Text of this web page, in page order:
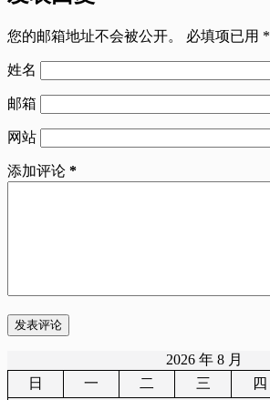
您的邮箱地址不会被公开。 必填项已用 *
姓名
邮箱
网站
添加评论 *
发表评论
2026 年 8 月
日
一 二 三 四